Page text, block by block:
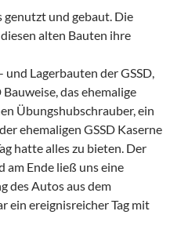
genutzt und gebaut. Die
alten Bauten ihre
Lagerbauten der GSSD,
das ehemalige
Übungshubschrauber, ein
ehemaligen GSSD Kaserne
hatte alles zu bieten. Der
am Ende ließ uns eine
des Autos aus dem
ein ereignisreicher Tag mit